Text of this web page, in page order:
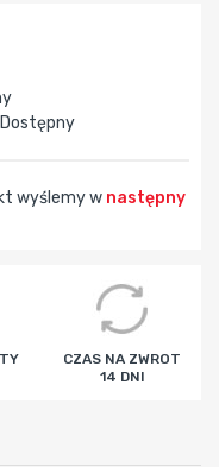
Dostępny
wyślemy w następny
CZAS NA ZWROT
14 DNI